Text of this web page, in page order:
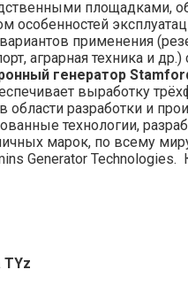
площадками,
особенностей
вариантов применения
аграрная техника и
генератор
выработку
области разработки и
технологии,
марок, по всему
Generator
TYz